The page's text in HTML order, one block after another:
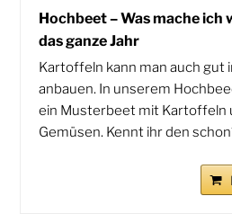
Hochbeet – Was mache ich
das ganze Jahr
Kartoffeln kann man auch gut
anbauen. In unserem
ein Musterbeet mit Kartoffeln
Gemüsen. Kennt ihr den